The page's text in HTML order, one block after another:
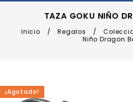
TAZA GOKU NIÑO
Inicio / Regalos /
Niño Dragon
¡Agotado!